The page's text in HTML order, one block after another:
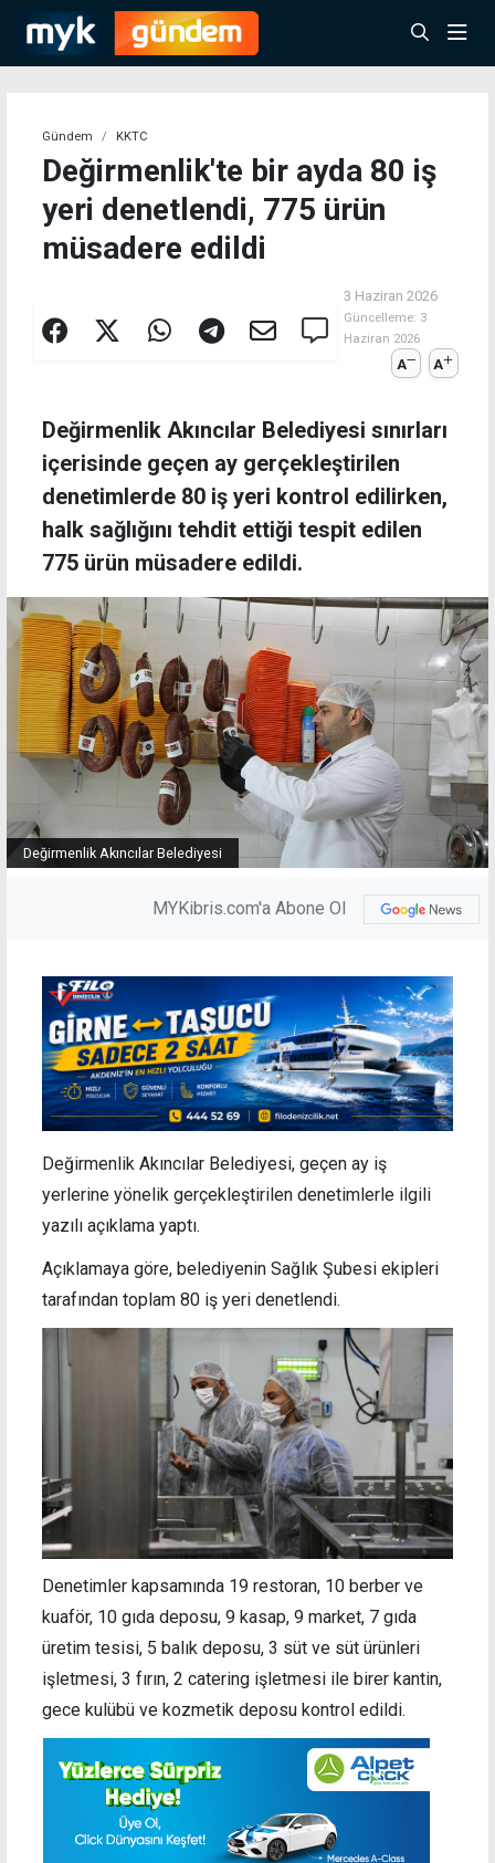
Gündem KKTC
Değirmenlik'te bir ayda 80 iş
yeri denetlendi, 775 ürün
müsadere edildi
3 Haziran 2026
Güncelleme: 3
Haziran 2026
A A
Değirmenlik Akıncılar Belediyesi sınırları
içerisinde geçen ay gerçekleştirilen
denetimlerde 80 iş yeri kontrol edilirken,
halk sağlığını tehdit ettiği tespit edilen
775 ürün müsadere edildi.
Değirmenlik Akıncılar Belediyesi
MYKibris.com'a Abone Ol
Değirmenlik Akıncılar Belediyesi, geçen ay iş
yerlerine yönelik gerçekleştirilen denetimlerle ilgili
yazılı açıklama yaptı.
Açıklamaya göre, belediyenin Sağlık Şubesi ekipleri
tarafından toplam 80 iş yeri denetlendi.
Denetimler kapsamında 19 restoran, 10 berber ve
kuaför, 10 gıda deposu, 9 kasap, 9 market, 7 gıda
üretim tesisi, 5 balık deposu, 3 süt ve süt ürünleri
işletmesi, 3 fırın, 2 catering işletmesi ile birer kantin,
gece kulübü ve kozmetik deposu kontrol edildi.